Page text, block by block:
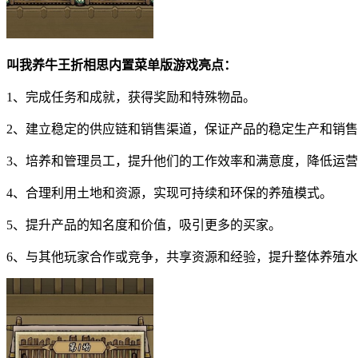
叫我养牛王折相思内置菜单版游戏亮点：
1、完成任务和成就，获得奖励和特殊物品。
2、建立稳定的供应链和销售渠道，保证产品的稳定生产和销售
3、培养和管理员工，提升他们的工作效率和满意度，降低运营
4、合理利用土地和资源，实现可持续和环保的养殖模式。
5、提升产品的知名度和价值，吸引更多的买家。
6、与其他玩家合作或竞争，共享资源和经验，提升整体养殖水